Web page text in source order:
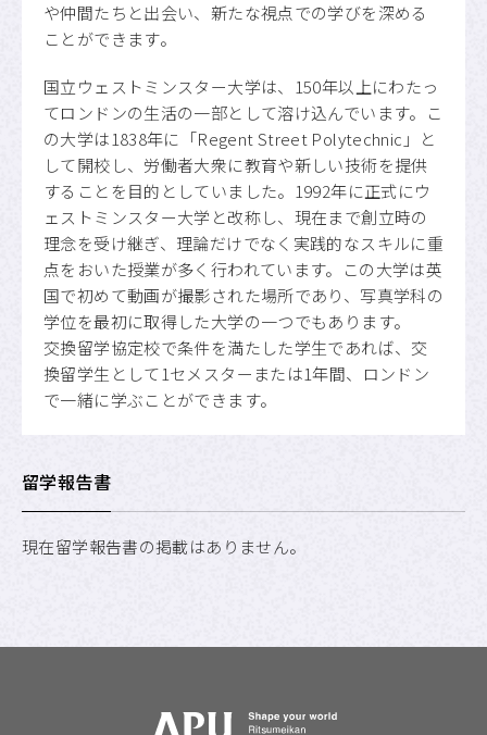
や仲間たちと出会い、新たな視点での学びを深める
ことができます。
国立ウェストミンスター大学は、150年以上にわたっ
てロンドンの生活の一部として溶け込んでいます。こ
の大学は1838年に「Regent Street Polytechnic」と
して開校し、労働者大衆に教育や新しい技術を提供
することを目的としていました。1992年に正式にウ
ェストミンスター大学と改称し、現在まで創立時の
理念を受け継ぎ、理論だけでなく実践的なスキルに重
点をおいた授業が多く行われています。この大学は英
国で初めて動画が撮影された場所であり、写真学科の
学位を最初に取得した大学の一つでもあります。
交換留学協定校で条件を満たした学生であれば、交
換留学生として1セメスターまたは1年間、ロンドン
で一緒に学ぶことができます。
留学報告書
現在留学報告書の掲載はありません。